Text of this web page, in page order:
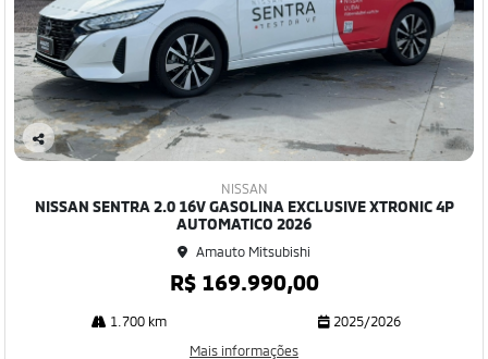
Co
ilh
NISSAN
NISSAN SENTRA 2.0 16V GASOLINA EXCLUSIVE XTRONIC 4P
AUTOMATICO 2026
Amauto Mitsubishi
R$ 169.990,00
1.700 km
2025/2026
Mais informações